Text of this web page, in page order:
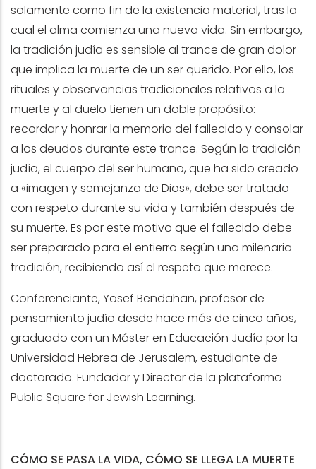
solamente como fin de la existencia material, tras la
cual el alma comienza una nueva vida. Sin embargo,
la tradición judía es sensible al trance de gran dolor
que implica la muerte de un ser querido. Por ello, los
rituales y observancias tradicionales relativos a la
muerte y al duelo tienen un doble propósito:
recordar y honrar la memoria del fallecido y consolar
a los deudos durante este trance. Según la tradición
judía, el cuerpo del ser humano, que ha sido creado
a «imagen y semejanza de Dios», debe ser tratado
con respeto durante su vida y también después de
su muerte. Es por este motivo que el fallecido debe
ser preparado para el entierro según una milenaria
tradición, recibiendo así el respeto que merece.
Conferenciante, Yosef Bendahan, profesor de
pensamiento judío desde hace más de cinco años,
graduado con un Máster en Educación Judía por la
Universidad Hebrea de Jerusalem, estudiante de
doctorado. Fundador y Director de la plataforma
Public Square for Jewish Learning.
CÓMO SE PASA LA VIDA, CÓMO SE LLEGA LA MUERTE